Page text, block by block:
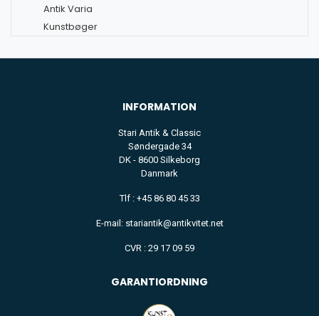
Antik Varia
Kunstbøger
INFORMATION
Stari Antik & Classic
Søndergade 34
DK - 8600 Silkeborg
Danmark
Tlf : +45 86 80 45 33
E-mail: stariantik@antikvitet.net
CVR : 29 17 09 59
GARANTIORDNING